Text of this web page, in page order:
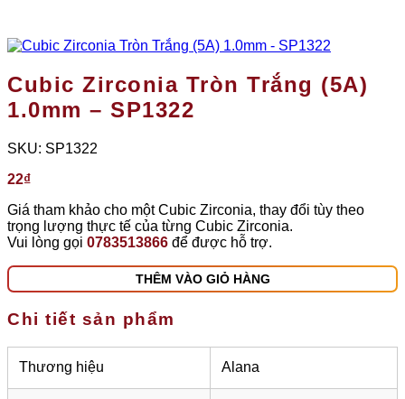
Cubic Zirconia Tròn Trắng (5A)
1.0mm – SP1322
SKU: SP1322
22₫
Giá tham khảo cho một Cubic Zirconia, thay đổi tùy theo
trọng lượng thực tế của từng Cubic Zirconia.
Vui lòng gọi 0783513866 để được hỗ trợ.
THÊM VÀO GIỎ HÀNG
Chi tiết sản phẩm
Thương hiệu Alana